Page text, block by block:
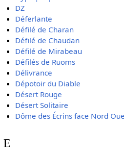
DZ
Déferlante
Défilé de Charan
Défilé de Chaudan
Défilé de Mirabeau
Défilés de Ruoms
Délivrance
Dépotoir du Diable
Désert Rouge
Désert Solitaire
Dôme des Écrins face Nord
E